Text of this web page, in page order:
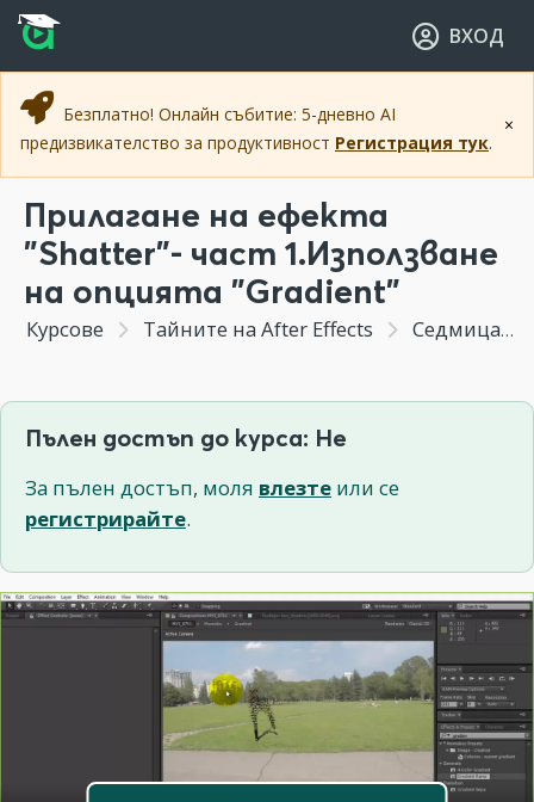
Прескочи към основното съдържание
Прескочи към навигацията
ВХОД
×
Безплатно! Онлайн събитие: 5-дневно AI
предизвикателство за продуктивност Регистрация тук.
Прилагане на ефекта
"Shatter"- част 1.Използване
на опцията "Gradient"
Курсове Тайните на After Effects Седмица 5 - Създаване на ефект на дезинтеграция.Изрязване по зелено.
Пълен достъп до курса: Не
За пълен достъп, моля влезте или се
регистрирайте.